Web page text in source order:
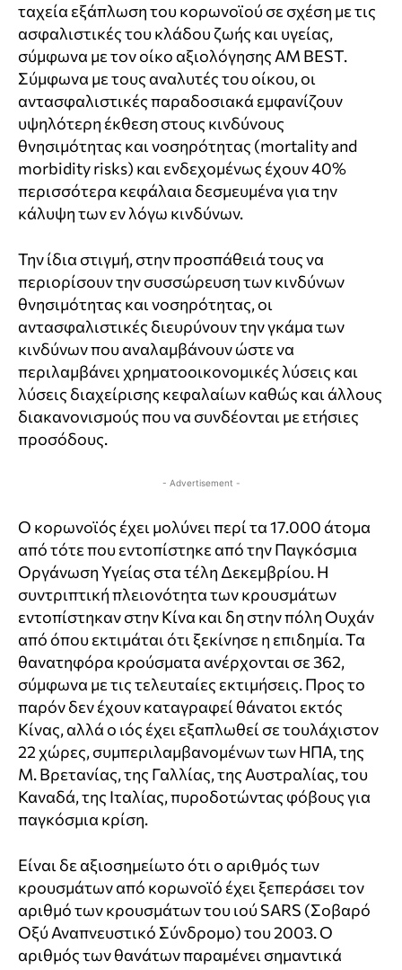
ταχεία εξάπλωση του κορωνοϊού σε σχέση με τις
ασφαλιστικές του κλάδου ζωής και υγείας,
σύμφωνα με τον οίκο αξιολόγησης ΑΜ BEST.
Σύμφωνα με τους αναλυτές του οίκου, οι
αντασφαλιστικές παραδοσιακά εμφανίζουν
υψηλότερη έκθεση στους κινδύνους
θνησιμότητας και νοσηρότητας (mortality and
morbidity risks) και ενδεχομένως έχουν 40%
περισσότερα κεφάλαια δεσμευμένα για την
κάλυψη των εν λόγω κινδύνων.
Την ίδια στιγμή, στην προσπάθειά τους να
περιορίσουν την συσσώρευση των κινδύνων
θνησιμότητας και νοσηρότητας, οι
αντασφαλιστικές διευρύνουν την γκάμα των
κινδύνων που αναλαμβάνουν ώστε να
περιλαμβάνει χρηματοοικονομικές λύσεις και
λύσεις διαχείρισης κεφαλαίων καθώς και άλλους
διακανονισμούς που να συνδέονται με ετήσιες
προσόδους.
- Advertisement -
Ο κορωνοϊός έχει μολύνει περί τα 17.000 άτομα
από τότε που εντοπίστηκε από την Παγκόσμια
Οργάνωση Υγείας στα τέλη Δεκεμβρίου. Η
συντριπτική πλειονότητα των κρουσμάτων
εντοπίστηκαν στην Κίνα και δη στην πόλη Ουχάν
από όπου εκτιμάται ότι ξεκίνησε η επιδημία. Τα
θανατηφόρα κρούσματα ανέρχονται σε 362,
σύμφωνα με τις τελευταίες εκτιμήσεις. Προς το
παρόν δεν έχουν καταγραφεί θάνατοι εκτός
Κίνας, αλλά ο ιός έχει εξαπλωθεί σε τουλάχιστον
22 χώρες, συμπεριλαμβανομένων των ΗΠΑ, της
Μ. Βρετανίας, της Γαλλίας, της Αυστραλίας, του
Καναδά, της Ιταλίας, πυροδοτώντας φόβους για
παγκόσμια κρίση.
Είναι δε αξιοσημείωτο ότι ο αριθμός των
κρουσμάτων από κορωνοϊό έχει ξεπεράσει τον
αριθμό των κρουσμάτων του ιού SARS (Σοβαρό
Οξύ Αναπνευστικό Σύνδρομο) του 2003. Ο
αριθμός των θανάτων παραμένει σημαντικά